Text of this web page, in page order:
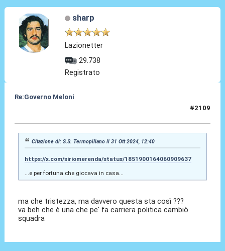
sharp
Lazionetter
29.738
Registrato
Re:Governo Meloni
#2109
Citazione di: S.S. Termopiliano il 31 Ott 2024, 12:40
https://x.com/siriomerenda/status/1851900164060909637
...e per fortuna che giocava in casa...
ma che tristezza, ma davvero questa sta così ???
va beh che è una che pe' fa carriera politica cambiò
squadra